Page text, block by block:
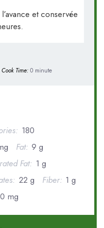
et conservée
Cook Time: 0 minute
180
Fat: 9 g
Fat: 1 g
22 g Fiber: 1 g
0 mg